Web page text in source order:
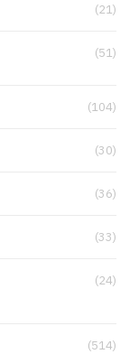
(21)
(51)
(104)
(30)
(36)
(33)
(24)
(514)